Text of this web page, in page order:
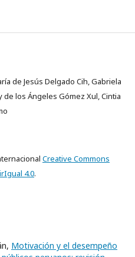
de Jesús Delgado Cih, Gabriela
los Ángeles Gómez Xul, Cintia
Creative Commons
4.0.
Motivación y el desempeño